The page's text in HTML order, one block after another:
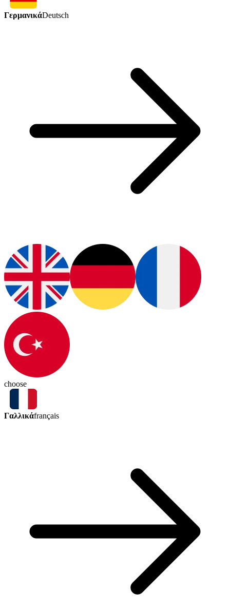
ΓερμανικάDeutsch
choose
Γαλλικάfrançais